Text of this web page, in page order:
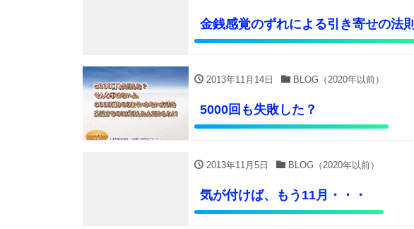
金銭感覚のずれによる引き寄せの法則
2013年11月14日 BLOG（2020年以前）
5000回も失敗した？
2013年11月5日 BLOG（2020年以前）
気が付けば、もう11月・・・